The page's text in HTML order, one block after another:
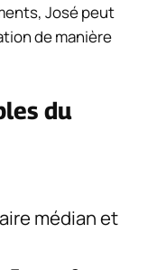
José peut
de manière
du
médian et